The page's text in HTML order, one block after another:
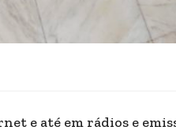
e até em rádios e